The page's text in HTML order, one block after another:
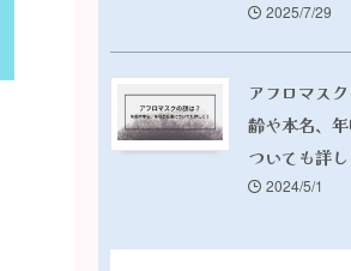
2025/7/29
アフロマス
齢や本名、
ついても詳し
2024/5/1